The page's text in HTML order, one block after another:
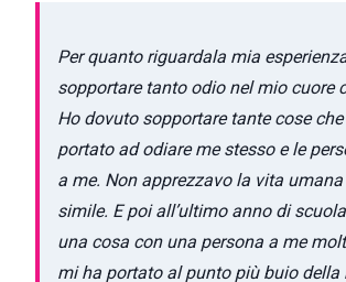
Per quanto riguardala mia
sopportare tanto odio nel mio cuore
Ho dovuto sopportare tante cose
portato ad odiare me stesso e le
a me. Non apprezzavo la vita
simile. E poi all’ultimo anno di
una cosa con una persona a me
mi ha portato al punto più buio della